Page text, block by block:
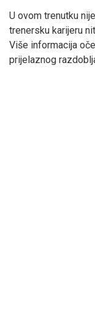
U ovom trenutku
trenersku karijeru
Više informacija
prijelaznog